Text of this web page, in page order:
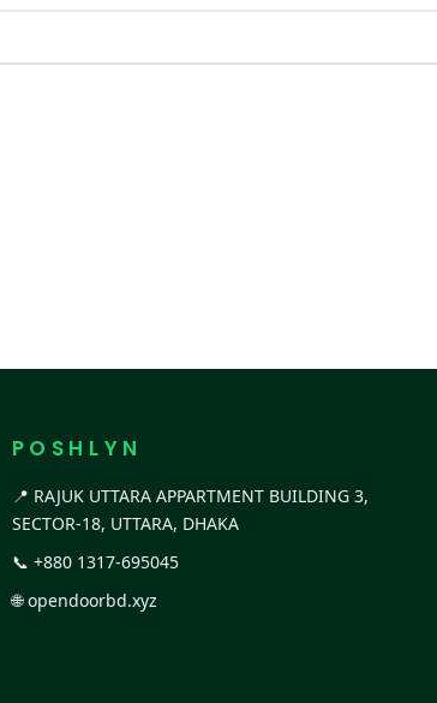
P O S H L Y N
📍 RAJUK UTTARA APPARTMENT BUILDING 3,
SECTOR-18, UTTARA, DHAKA
📞 +880 1317-695045
🌐opendoorbd.xyz